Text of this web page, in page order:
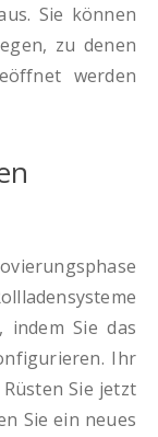
Sie können
zu denen
werden
indem Sie das
Ihr
Sie jetzt
Sie ein neues